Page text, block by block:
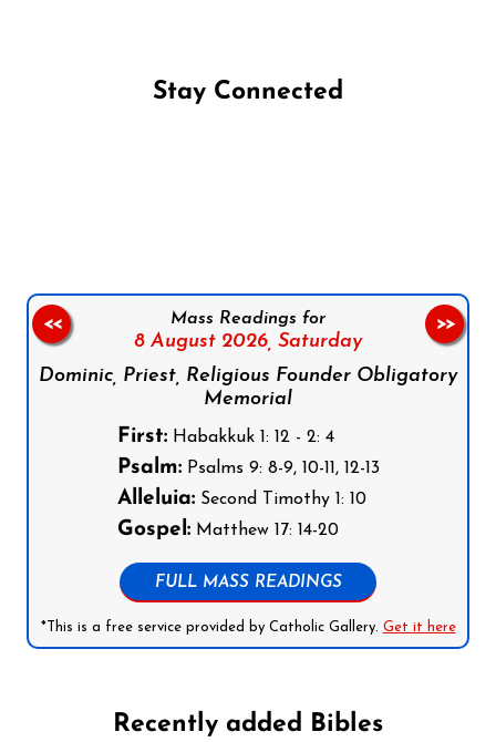
Stay Connected
Mass Readings for
8 August 2026, Saturday
Dominic, Priest, Religious Founder Obligatory
Memorial
First:Habakkuk 1: 12 - 2: 4
Psalm:Psalms 9: 8-9, 10-11, 12-13
Alleluia:Second Timothy 1: 10
Gospel:Matthew 17: 14-20
FULL MASS READINGS
*This is a free service provided by Catholic Gallery. Get it here
<< >>
Recently added Bibles